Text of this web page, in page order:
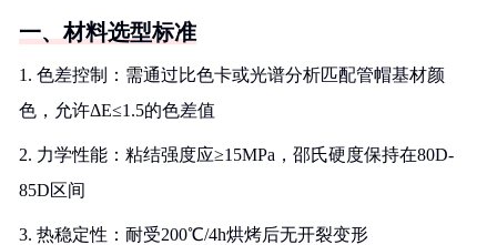
一、材料选型标准
1. 色差控制：需通过比色卡或光谱分析匹配管帽基材颜
色，允许ΔE≤1.5的色差值
2. 力学性能：粘结强度应≥15MPa，邵氏硬度保持在80D-
85D区间
3. 热稳定性：耐受200℃/4h烘烤后无开裂变形